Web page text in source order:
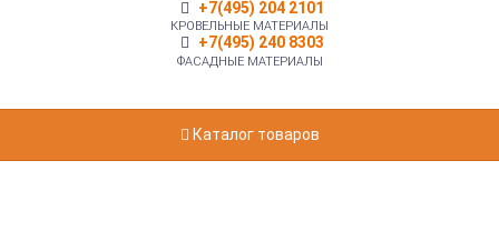
+7(495) 204 2101
КРОВЕЛЬНЫЕ МАТЕРИАЛЫ
+7(495) 240 8303
ФАСАДНЫЕ МАТЕРИАЛЫ
Каталог товаров